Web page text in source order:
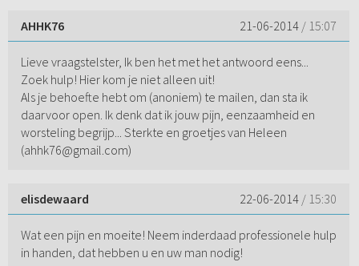
AHHK76 21-06-2014 / 15:07
Lieve vraagstelster, Ik ben het met het antwoord eens...
Zoek hulp! Hier kom je niet alleen uit!
Als je behoefte hebt om (anoniem) te mailen, dan sta ik
daarvoor open. Ik denk dat ik jouw pijn, eenzaamheid en
worsteling begrijp... Sterkte en groetjes van Heleen
(ahhk76@gmail.com)
elisdewaard 22-06-2014 / 15:30
Wat een pijn en moeite! Neem inderdaad professionele hulp
in handen, dat hebben u en uw man nodig!